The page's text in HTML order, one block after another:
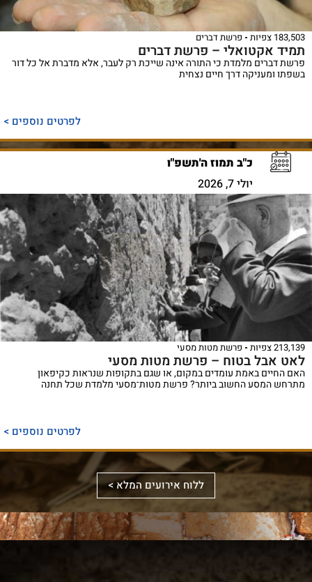
183,503 צפיות פרשת דברים
תמיד אקטואלי – פרשת דברים
פרשת דברים מלמדת כי התורה אינה שייכת רק לעבר, אלא מדברת אל כל דור
בשפתו ומעניקה דרך חיים נצחית
לפרטים נוספים >
כ"ב תמוז ה'תשפ"ו
יולי 7, 2026
213,139 צפיות פרשת מטות מסעי
לאט אבל בטוח – פרשת מטות מסעי
האם החיים באמת עומדים במקום, או שגם בתקופות שנראות כקיפאון
מתרחש המסע החשוב ביותר? פרשת מטות־מסעי מלמדת שכל תחנה
לפרטים נוספים >
ללוח אירועים המלא >
לראשונה,
הדינים
והמנהגים
באמצעות
תמונות
וציורים
ספר
אלבומי
מפואר
המשחזר
את